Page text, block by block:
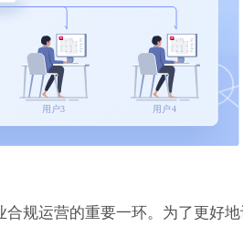
规运营的重要一环。为了更好